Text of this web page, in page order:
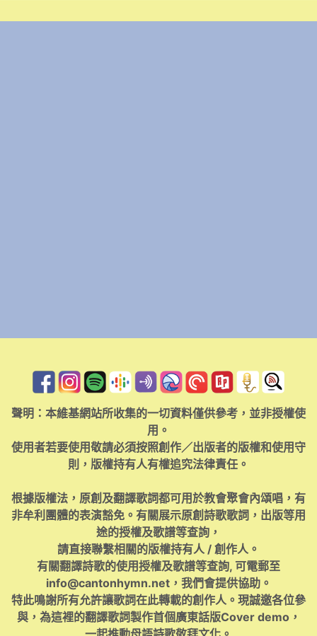
聲明：本維基網站所收集的一切資料僅供參考，並非授權使
用。
使用者若要使用敬請必須按照創作／出版者的版權和使用守
則，版權持有人有權追究法律責任。
根據版權法，原創及翻譯歌詞都可用於教會聚會內頌唱，有
非牟利團體的表演豁免。有關展示原創詩歌歌詞，出版等用
途的授權及歌譜等查詢，
請直接聯繫相關的版權持有人 / 創作人。
有關翻譯詩歌的使用授權及歌譜等查詢, 可電郵至
info@cantonhymn.net，我們會提供協助。
特此鳴謝所有允許讓歌詞在此轉載的創作人。現誠邀各位參
與，為這裡的翻譯歌詞製作首個廣東話版Cover demo，